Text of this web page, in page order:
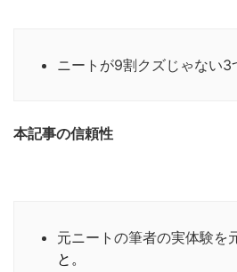
ニートが9割クズじゃない3
本記事の信頼性
元ニートの筆者の実体験を
と。